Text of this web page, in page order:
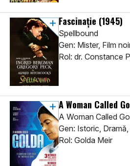
Fascinație (1945)
Spellbound
Gen: Mister, Film
Rol: dr. Constance
A Woman Called
A Woman Called
Gen: Istoric,
Rol: Golda Meir